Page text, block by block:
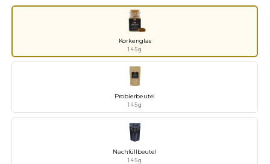
Korkenglas
145g
Probierbeutel
145g
Nachfüllbeutel
145g